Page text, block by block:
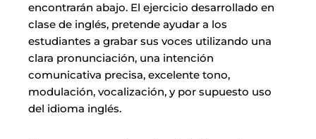
encontrarán abajo. El ejercicio desarrollado en
clase de inglés, pretende ayudar a los
estudiantes a grabar sus voces utilizando una
clara pronunciación, una intención
comunicativa precisa, excelente tono,
modulación, vocalización, y por supuesto uso
del idioma inglés.